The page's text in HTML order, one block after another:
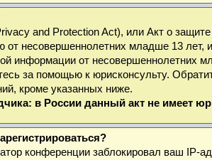
and Protection Act), или Акт о
несовершеннолетних младше 13 лет,
информации от несовершеннолетних
за помощью к юрисконсульту.
кроме указанных ниже.
в России данный акт не имеет
конференции заблокировал ваш IP-